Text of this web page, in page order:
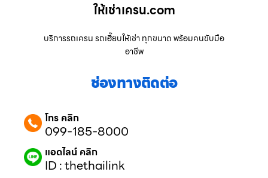
ให้เช่าเครน.com
บริการรถเครน รถเฮี๊ยบให้เช่า ทุกขนาด พร้อมคนขับมือ
อาชีพ
ช่องทางติดต่อ
โทร คลิก
099-185-8000
แอดไลน์ คลิก
ID : thethailink